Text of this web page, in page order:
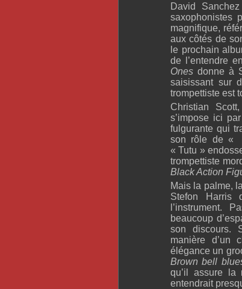
David
saxophonistes
magnifique,
aux côtés de
le prochain
de l’entendre
Ones donne à
saisissant sur
trompettiste est
Christian
s’impose ici
fulgurante qui
son rôle de «
« Tutu »
trompettiste
Black Action
Mais la palme,
Stefon Harris
l’instrument.
beaucoup
son discours.
manière d’un
élégance un
Brown bell
qu’il assure la
entendrait